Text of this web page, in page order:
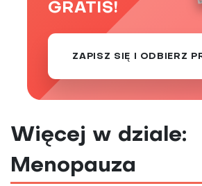
GRATIS!
ZAPISZ SIĘ I ODBIERZ
Więcej w dziale:
Menopauza